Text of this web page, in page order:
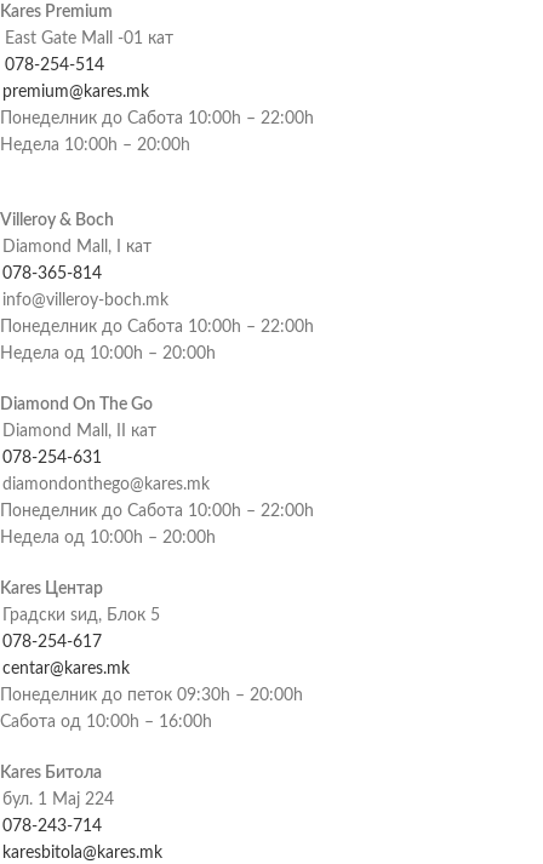
Kares Premium
East Gate Mall -01 кат
078-254-514
premium@kares.mk
Понеделник до Сабота 10:00h – 22:00h
Недела 10:00h – 20:00h
Villeroy & Boch
Diamond Mall, I кат
078-365-814
info@villeroy-boch.mk
Понеделник до Сабота 10:00h – 22:00h
Недела од 10:00h – 20:00h
Diamond On The Go
Diamond Mall, II кат
078-254-631
diamondonthego@kares.mk
Понеделник до Сабота 10:00h – 22:00h
Недела од 10:00h – 20:00h
Kares Центар
Градски ѕид, Блок 5
078-254-617
centar@kares.mk
Понеделник до петок 09:30h – 20:00h
Сабота од 10:00h – 16:00h
Kares Битола
бул. 1 Мај 224
078-243-714
karesbitola@kares.mk